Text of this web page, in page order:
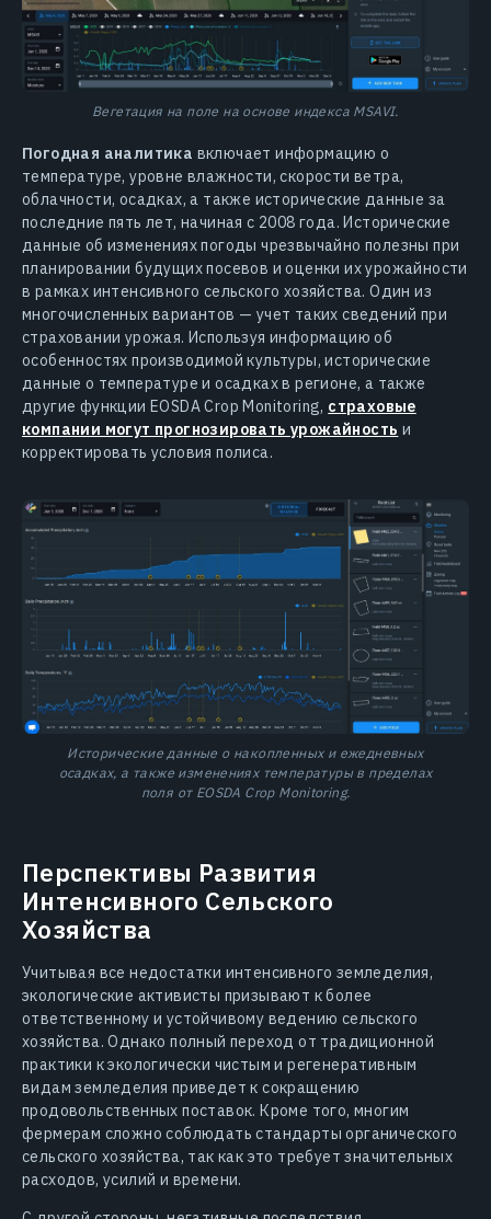
Вегетация на поле на основе индекса MSAVI.
Погодная аналитика включает информацию о
температуре, уровне влажности, скорости ветра,
облачности, осадках, а также исторические данные за
последние пять лет, начиная с 2008 года. Исторические
данные об изменениях погоды чрезвычайно полезны при
планировании будущих посевов и оценки их урожайности
в рамках интенсивного сельского хозяйства. Один из
многочисленных вариантов — учет таких сведений при
страховании урожая. Используя информацию об
особенностях производимой культуры, исторические
данные о температуре и осадках в регионе, а также
другие функции EOSDA Crop Monitoring, страховые
компании могут прогнозировать урожайность и
корректировать условия полиса.
Исторические данные о накопленных и ежедневных
осадках, а также изменениях температуры в пределах
поля от EOSDA Crop Monitoring.
Перспективы Развития
Интенсивного Сельского
Хозяйства
Учитывая все недостатки интенсивного земледелия,
экологические активисты призывают к более
ответственному и устойчивому ведению сельского
хозяйства. Однако полный переход от традиционной
практики к экологически чистым и регенеративным
видам земледелия приведет к сокращению
продовольственных поставок. Кроме того, многим
фермерам сложно соблюдать стандарты органического
сельского хозяйства, так как это требует значительных
расходов, усилий и времени.